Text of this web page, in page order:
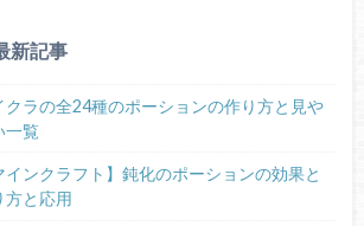
新記事
クラの全24種のポーションの作り方と見や
一覧
インクラフト】鈍化のポーションの効果と
方と応用